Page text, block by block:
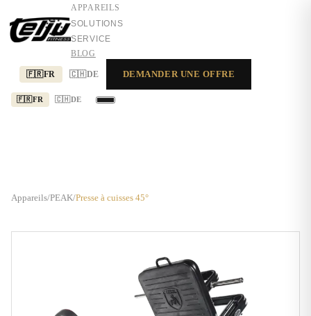
APPAREILS
SOLUTIONS
SERVICE
BLOG
🇫🇷FR 🇨🇭 DE DEMANDER UNE OFFRE
🇫🇷FR 🇨🇭 DE
Appareils/PEAK/Presse à cuisses 45°